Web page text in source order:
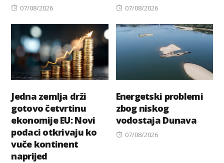
Posted
07/08/2026
Posted
07/08/2026
Jedna zemlja drži
gotovo četvrtinu
ekonomije EU: Novi
podaci otkrivaju ko
vuče kontinent
naprijed
Energetski problemi
zbog niskog
vodostaja Dunava
Posted
07/08/2026